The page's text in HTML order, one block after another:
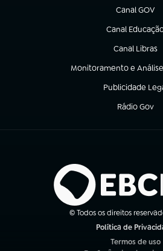
Canal GOV
(abre em
Canal
(abre em nova
Canal Libras
(abre em
Monitoramento e
(abre em nova aba)
Publicidade
(abre em nova
Rádio Gov
(abre em
© Todos os direitos
Política de
Termos de uso
(abre em nova